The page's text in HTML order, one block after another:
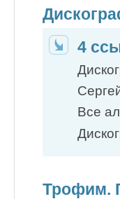
4
Все
Трофим.